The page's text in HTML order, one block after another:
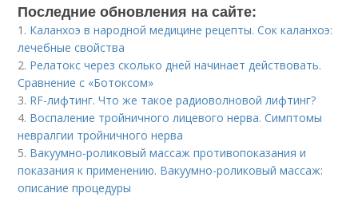
Последние обновления на сайте:
1. Каланхоэ в народной медицине рецепты. Сок каланхоэ:
лечебные свойства
2. Релатокс через сколько дней начинает действовать.
Сравнение с «Ботоксом»
3. RF-лифтинг. Что же такое радиоволновой лифтинг?
4. Воспаление тройничного лицевого нерва. Симптомы
невралгии тройничного нерва
5. Вакуумно-роликовый массаж противопоказания и
показания к применению. Вакуумно-роликовый массаж:
описание процедуры